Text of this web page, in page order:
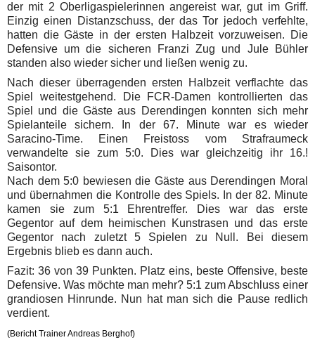
der mit 2 Oberligaspielerinnen angereist war, gut im Griff.
Einzig einen Distanzschuss, der das Tor jedoch verfehlte,
hatten die Gäste in der ersten Halbzeit vorzuweisen. Die
Defensive um die sicheren Franzi Zug und Jule Bühler
standen also wieder sicher und ließen wenig zu.
Nach dieser überragenden ersten Halbzeit verflachte das
Spiel weitestgehend. Die FCR-Damen kontrollierten das
Spiel und die Gäste aus Derendingen konnten sich mehr
Spielanteile sichern.
In der 67. Minute war es wieder
Saracino-Time. Einen Freistoss vom Strafraumeck
verwandelte sie zum 5:0. Dies war gleichzeitig ihr 16.!
Saisontor.
Nach dem 5:0 bewiesen die Gäste aus Derendingen Moral
und übernahmen die Kontrolle des Spiels. In der 82. Minute
kamen sie zum 5:1 Ehrentreffer. Dies war das erste
Gegentor auf dem heimischen Kunstrasen und das erste
Gegentor nach zuletzt 5 Spielen zu Null.
Bei diesem
Ergebnis blieb es dann auch.
Fazit: 36 von 39 Punkten. Platz eins, beste Offensive, beste
Defensive. Was möchte man mehr? 5:1 zum Abschluss einer
grandiosen Hinrunde. Nun hat man sich die Pause redlich
verdient.
(Bericht Trainer Andreas Berghof)